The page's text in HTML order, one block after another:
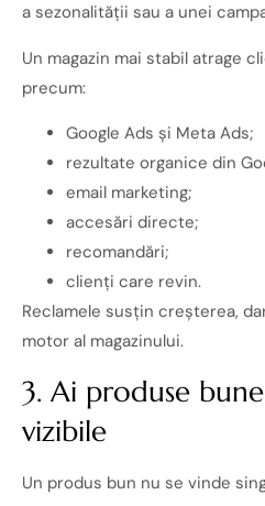
a sezonalității sau a unei
Un magazin mai stabil atrage
precum:
Google Ads și Meta Ads;
rezultate organice din
email marketing;
accesări directe;
recomandări;
clienți care revin.
Reclamele susțin creșterea,
motor al magazinului.
3. Ai produse
vizibile
Un produs bun nu se vinde